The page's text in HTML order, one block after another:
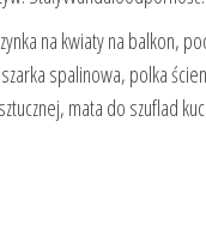
na kwiaty na balkon,
spalinowa, polka
mata do szuflad